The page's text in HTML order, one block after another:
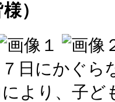
）
日にかぐら
より、子ど